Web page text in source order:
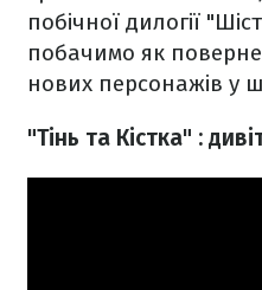
побічної дилогії
побачимо як
нових персонажів у
"Тінь та Кістка" :